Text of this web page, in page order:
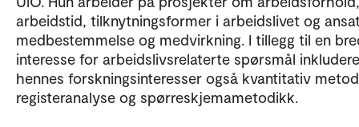
arbeidstid, tilknytningsformer i arbeidslivet og
medbestemmelse og medvirkning. I tillegg til en
interesse for arbeidslivsrelaterte spørsmål
hennes forskningsinteresser også kvantitativ
registeranalyse og spørreskjemametodikk.